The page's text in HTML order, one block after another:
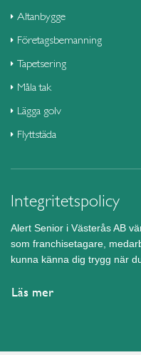
Altanbygge
Företagsbemanning
Tapetsering
Måla tak
Lägga golv
Flyttstäda
Integritetspolicy
Alert Senior i Västerås AB
som franchisetagare,
kunna känna dig trygg när
Läs mer